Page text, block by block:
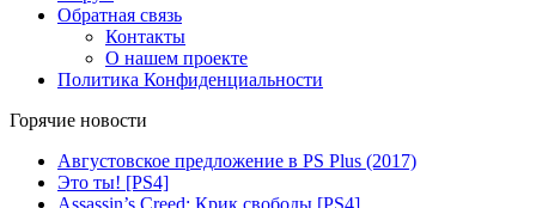
Обратная связь
Контакты
О нашем проекте
Политика Конфиденциальности
Горячие новости
Августовское предложение в PS Plus (2017)
Это ты! [PS4]
Assassin’s Creed: Крик свободы [PS4]